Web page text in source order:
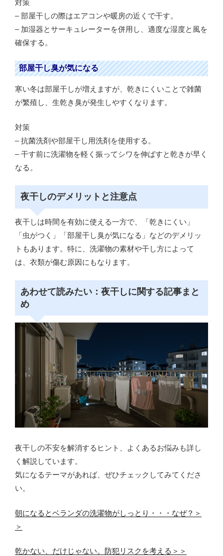
対策
– 部屋干しの際はエアコンや暖房の近くで干す。
– 加湿器とサーキュレーターを併用し、適度な湿度と風を
確保する。
部屋干し臭が気になる
寒い冬は部屋干しが増えますが、乾きにくいことで雑菌
が繁殖し、生乾き臭が発生しやすくなります。
対策
– 抗菌洗剤や部屋干し用洗剤を使用する。
– 干す前に洗濯物を軽く振ってシワを伸ばすと乾きが早く
なる。
夜干しのデメリットと注意点
夜干しは時間を有効に使える一方で、「乾きにくい」
「虫がつく」「部屋干し臭が気になる」などのデメリッ
トもあります。特に、洗濯物の素材や干し方によって
は、衣類が傷む原因にもなります。
あわせて読みたい：夜干しに関する記事まと
め
夜干しの不安を解消するヒント、よくあるお悩みも詳し
く解説しています。
気になるテーマがあれば、ぜひチェックしてみてくださ
い。
朝になるとベランダの洗濯物がしっとり・・・なぜ？＞
＞
乾かない、だけじゃない。防犯リスクを考える＞＞